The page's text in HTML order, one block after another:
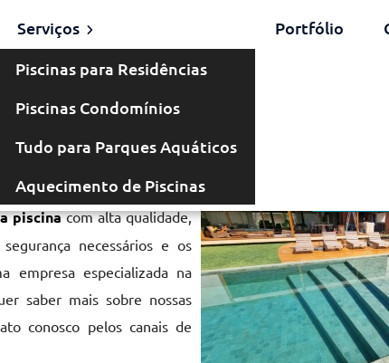
Serviços
Piscinas para Residências
Piscinas Condomínios
Tudo para Parques Aquáticos
Aquecimento de Piscinas
Portfólio
piscinacom alta qualidade,
necessários e os
empresa especializada na
saber mais sobre nossas
conosco pelos canais de